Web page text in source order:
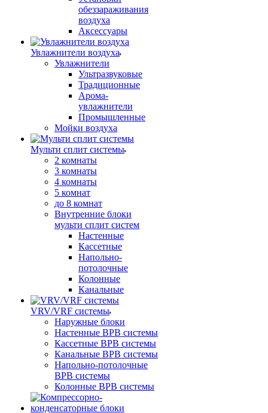
обеззараживания
воздуха
Аксессуары
Увлажнители воздуха
Увлажнители
Ультразвуковые
Традиционные
Арома-
увлажнители
Промышленные
Мойки воздуха
Мульти сплит системы
2 комнаты
3 комнаты
4 комнаты
5 комнат
до 8 комнат
Внутренние блоки
мульти сплит систем
Настенные
Кассетные
Напольно-
потолочные
Колонные
Канальные
VRV/VRF системы
Наружные блоки
Настенные ВРВ системы
Кассетные ВРВ системы
Канальные ВРВ системы
Напольно-потолочные
ВРВ системы
Колонные ВРВ системы